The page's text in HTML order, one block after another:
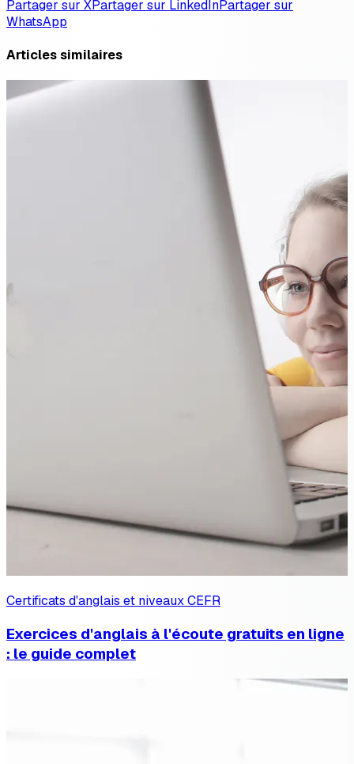
Partager sur XPartager sur LinkedInPartager sur
WhatsApp
Articles similaires
Certificats d'anglais et niveaux CEFR
Exercices d'anglais à l'écoute gratuits en ligne
: le guide complet